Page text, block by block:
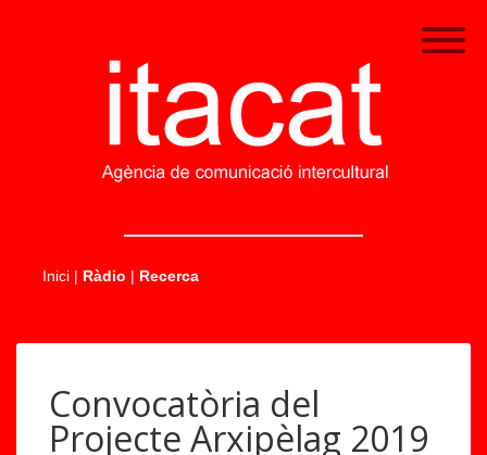
Inici | Ràdio | Recerca
Convocatòria del
Projecte Arxipèlag 2019